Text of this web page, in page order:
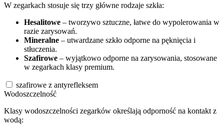
W zegarkach stosuje się trzy główne rodzaje szkła:
Hesalitowe – tworzywo sztuczne, łatwe do wypolerowania w
razie zarysowań.
Mineralne – utwardzane szkło odporne na pęknięcia i
stłuczenia.
Szafirowe – wyjątkowo odporne na zarysowania, stosowane
w zegarkach klasy premium.
szafirowe z antyrefleksem
Wodoszczelność
Klasy wodoszczelności zegarków określają odporność na kontakt z
wodą: